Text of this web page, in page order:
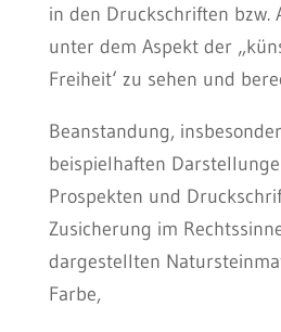
in den Druckschriften bzw.
unter dem Aspekt der
Freiheit‘ zu sehen und
Beanstandung,
beispielhaften
Prospekten und
Zusicherung im
dargestellten
Farbe,